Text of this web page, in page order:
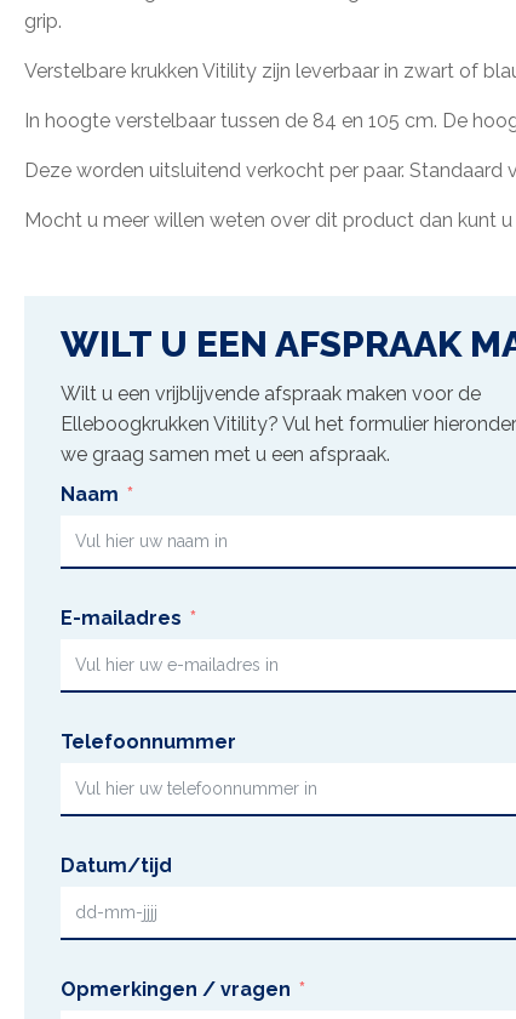
grip.
Verstelbare krukken Vitility zijn leverbaar in zwart of
In hoogte verstelbaar tussen de 84 en 105 cm. De
Deze worden uitsluitend verkocht per paar. Standaard
Mocht u meer willen weten over dit product dan kunt
WILT U EEN AFSPRAAK
Wilt u een vrijblijvende afspraak maken voor de
Elleboogkrukken Vitility? Vul het formulier
we graag samen met u een afspraak.
Naam
E-mailadres
Telefoonnummer
Datum/tijd
Opmerkingen / vragen